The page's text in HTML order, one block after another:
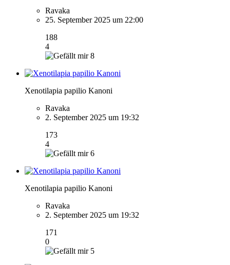
Ravaka
25. September 2025 um 22:00
188
4
8
Xenotilapia papilio Kanoni
Ravaka
2. September 2025 um 19:32
173
4
6
Xenotilapia papilio Kanoni
Ravaka
2. September 2025 um 19:32
171
0
5